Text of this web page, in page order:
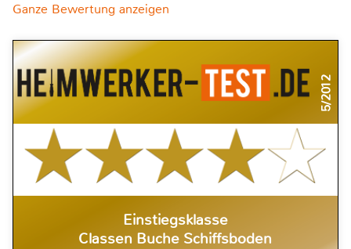
Ganze Bewertung anzeigen
5/2012
Einstiegsklasse
Classen Buche Schiffsboden